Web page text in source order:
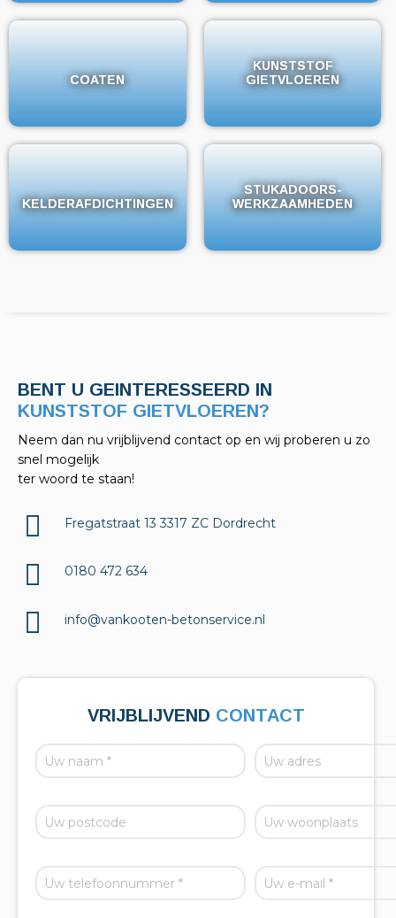
COATEN
COATEN
KUNSTSTOF
GIETVLOEREN
KUNSTSTOF
GIETVLOEREN
KELDERAFDICHTINGEN
KELDERAFDICHTINGEN
STUKADOORS-
WERKZAAMHEDEN
STUKADOORS-
WERKZAAMHEDEN
BENT U GEINTERESSEERD IN
KELDERAFDICHTINGEN?
Neem dan nu vrijblijvend contact op en wij proberen u zo
snel mogelijk
ter woord te staan!
Fregatstraat 13 3317 ZC Dordrecht
0180 472 634
info@vankooten-betonservice.nl
VRIJBLIJVEND CONTACT